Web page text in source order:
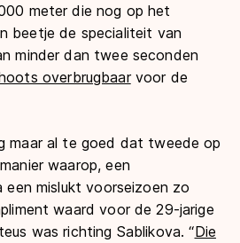
meter die nog op het
beetje de specialiteit van
minder dan twee seconden
overbrugbaarvoor de
maar al te goed dat tweede op
waarop, een
een mislukt voorseizoen zo
waard voor de 29-jarige
was richting Sablikova. “Die